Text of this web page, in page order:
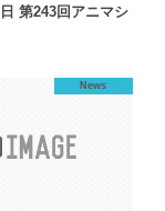
第243回アニマシ
News